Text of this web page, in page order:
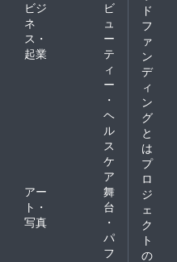
ビジ
ネ
ス・
起業
ビ
ュ
ー
テ
ィ
ー
・
ヘ
ル
ス
ケ
ア
アー
ト・
写真
舞
台
・
パ
フ
ド
フ
ァ
ン
デ
ィ
ン
グ
と
は
プ
ロ
ジ
ェ
ク
ト
の